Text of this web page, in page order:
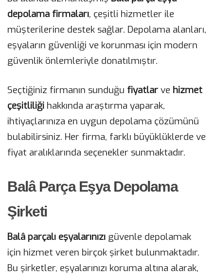
depolama firmaları, çeşitli hizmetler ile
müşterilerine destek sağlar. Depolama alanları,
eşyaların güvenliği ve korunması için modern
güvenlik önlemleriyle donatılmıştır.
Seçtiğiniz firmanın sunduğu fiyatlar ve hizmet
çeşitliliği hakkında araştırma yaparak,
ihtiyaçlarınıza en uygun depolama çözümünü
bulabilirsiniz. Her firma, farklı büyüklüklerde ve
fiyat aralıklarında seçenekler sunmaktadır.
Balâ Parça Eşya Depolama
Şirketi
Balâ parçalı eşyalarınızı güvenle depolamak
için hizmet veren birçok şirket bulunmaktadır.
Bu şirketler, eşyalarınızı koruma altına alarak,